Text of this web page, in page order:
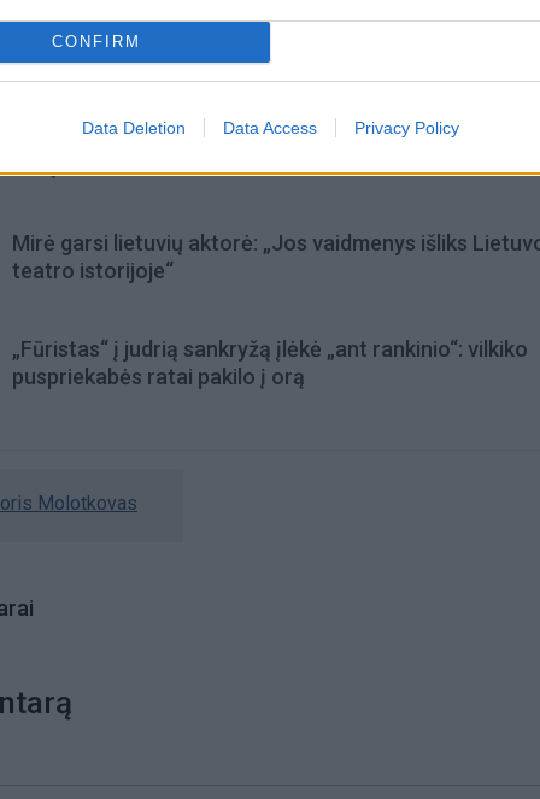
CONFIRM
Data Deletion Data Access Privacy Policy
Rekordiškai nusekęs Dunojus atidengė II pasaulinio
laikų radinius
Mirė garsi lietuvių aktorė: „Jos vaidmenys išliks
teatro istorijoje“
„Fūristas“ į judrią sankryžą įlėkė „ant rankinio“: vilkiko
puspriekabės ratai pakilo į orą
Molotkovas